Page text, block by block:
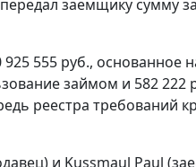
заемщику сумму
555 руб., основанное
займом и 582 222
реестра требований
и Kussmaul Paul